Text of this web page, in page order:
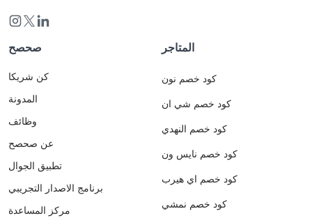
صحصح
كن شريكا
المدونة
وظائف
عن صحصح
تطبيق الجوال
برنامج الاصدار التجريبي
مركز المساعدة
المتاجر
كود خصم نون
كود خصم شي ان
كود خصم النهدي
كود خصم نايس ون
كود خصم اي هيرب
كود خصم نمشي